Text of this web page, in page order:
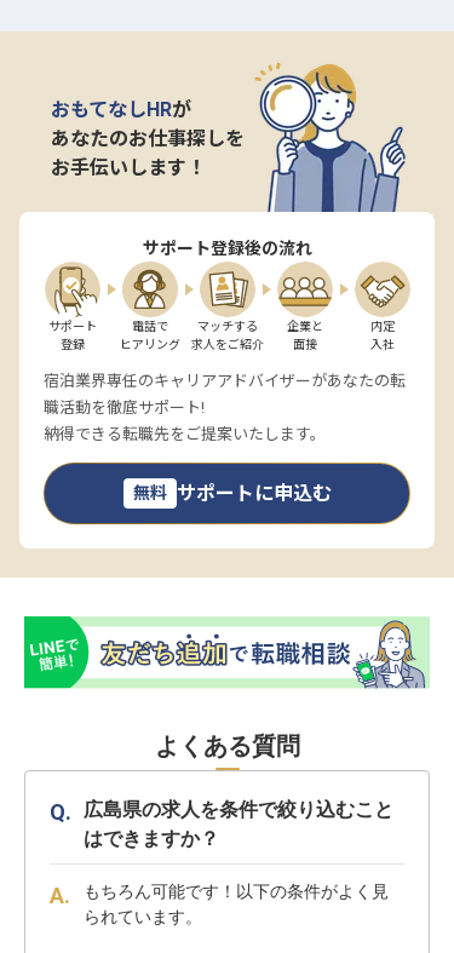
おもてなしHRが
あなたのお仕事探しを
お手伝いします！
サポート登録後の流れ
サポート
登録
電話で
ヒアリング
マッチする
求人をご紹介
企業と
面接
内定
入社
宿泊業界専任のキャリアアドバイザーがあなたの転
職活動を徹底サポート!
納得できる転職先をご提案いたします。
無料 サポートに申込む
よくある質問
広島県の求人を条件で絞り込むこと
はできますか？
もちろん可能です！以下の条件がよく見
られています。